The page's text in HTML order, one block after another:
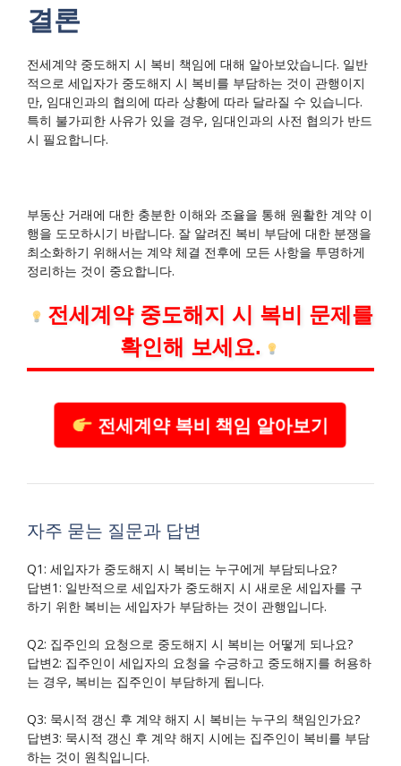
결론
전세계약 중도해지 시 복비 책임에 대해 알아보았습니다. 일반
적으로 세입자가 중도해지 시 복비를 부담하는 것이 관행이지
만, 임대인과의 협의에 따라 상황에 따라 달라질 수 있습니다.
특히 불가피한 사유가 있을 경우, 임대인과의 사전 협의가 반드
시 필요합니다.
부동산 거래에 대한 충분한 이해와 조율을 통해 원활한 계약 이
행을 도모하시기 바랍니다. 잘 알려진 복비 부담에 대한 분쟁을
최소화하기 위해서는 계약 체결 전후에 모든 사항을 투명하게
정리하는 것이 중요합니다.
전세계약 중도해지 시 복비 문제를
확인해 보세요.
전세계약 복비 책임 알아보기
자주 묻는 질문과 답변
Q1: 세입자가 중도해지 시 복비는 누구에게 부담되나요?
답변1: 일반적으로 세입자가 중도해지 시 새로운 세입자를 구
하기 위한 복비는 세입자가 부담하는 것이 관행입니다.
Q2: 집주인의 요청으로 중도해지 시 복비는 어떻게 되나요?
답변2: 집주인이 세입자의 요청을 수긍하고 중도해지를 허용하
는 경우, 복비는 집주인이 부담하게 됩니다.
Q3: 묵시적 갱신 후 계약 해지 시 복비는 누구의 책임인가요?
답변3: 묵시적 갱신 후 계약 해지 시에는 집주인이 복비를 부담
하는 것이 원칙입니다.